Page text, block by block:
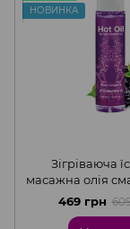
НОВИНКА
Зігріваюча
масажна олія
HOT OIL, 100
469 грн